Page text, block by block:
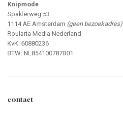
Knipmode
Spaklerweg 53
1114 AE Amsterdam (geen bezoekadres)
Roularta Media Nederland
KvK: 60880236
BTW: NL854100787B01
contact